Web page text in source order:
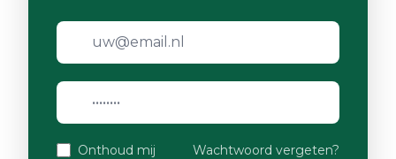
Onthoud mij Wachtwoord vergeten?